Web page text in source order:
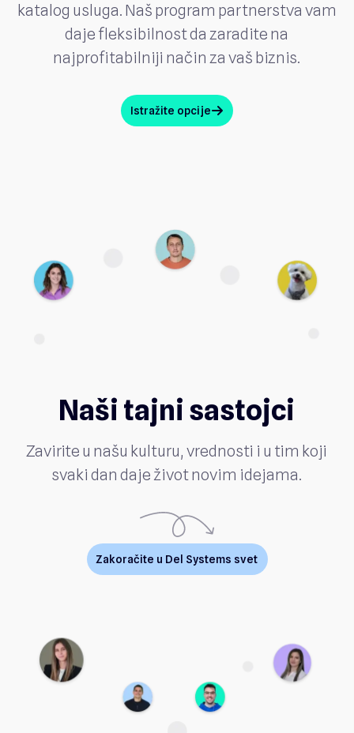
katalog usluga. Naš program partnerstva vam
daje fleksibilnost da zaradite na
najprofitabilniji način za vaš biznis.
Istražite opcijearrow_up
Naši tajni sastojci
Zavirite u našu kulturu, vrednosti i u tim koji
svaki dan daje život novim idejama.
Zakoračite u Del Systems svet